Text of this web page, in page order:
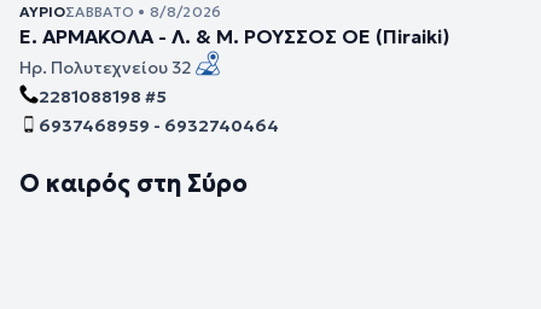
ΑΎΡΙΟΣΆΒΒΑΤΟ • 8/8/2026
Ε. ΑΡΜΑΚΟΛΑ - Λ. & Μ. ΡΟΥΣΣΟΣ ΟΕ (Πiraiki)
Ηρ. Πολυτεχνείου 32
2281088198 #5
6937468959 - 6932740464
Ο καιρός στη Σύρο